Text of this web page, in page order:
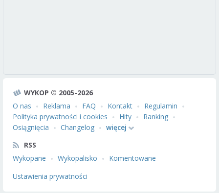
WYKOP © 2005-2026
O nas
Reklama FAQ Kontakt
Regulamin
Polityka prywatności i cookies
Hity
Ranking
Osiągnięcia
Changelog
więcej
RSS
Wykopane
Wykopalisko
Komentowane
Ustawienia prywatności